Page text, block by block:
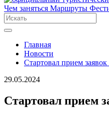
Чем заняться Маршруты
Главная
Новости
Стартовал прием
29.05.2024
Стартовал прием